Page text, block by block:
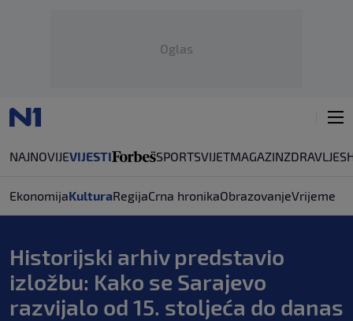
Oglas
NAJNOVIJEVIJESTI SPORTSVIJETMAGAZINZDRAVLJE
EkonomijaKulturaRegijaCrna hronikaObrazovanjeVrijeme
Historijski arhiv predstavio
izložbu: Kako se Sarajevo
razvijalo od 15. stoljeća do danas